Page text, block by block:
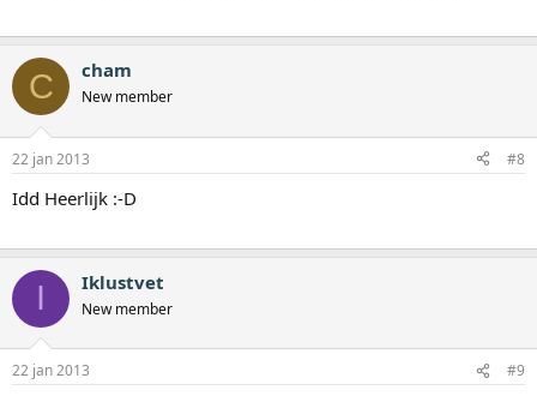
C cham
New member
22 jan 2013 #8
Idd Heerlijk :-D
I Iklustvet
New member
22 jan 2013 #9